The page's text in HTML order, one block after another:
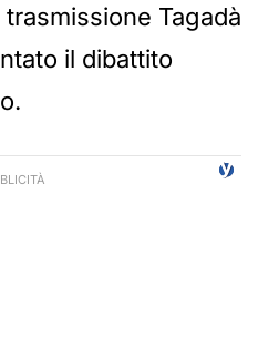
Tagadà
il dibattito